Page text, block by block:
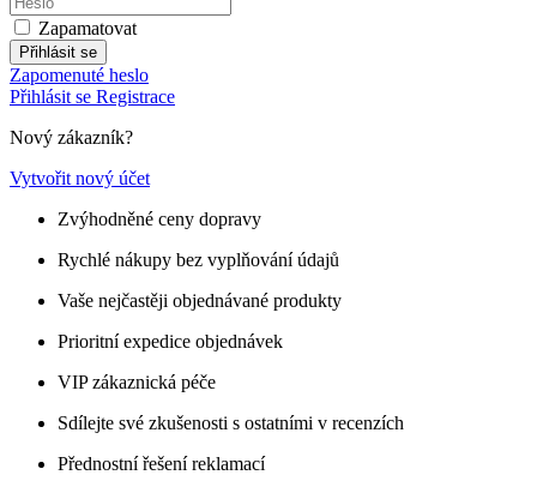
Zapamatovat
Přihlásit se
Zapomenuté heslo
Přihlásit se Registrace
Nový zákazník?
Vytvořit nový účet
Zvýhodněné ceny dopravy
Rychlé nákupy bez vyplňování údajů
Vaše nejčastěji objednávané produkty
Prioritní expedice objednávek
VIP zákaznická péče
Sdílejte své zkušenosti s ostatními v recenzích
Přednostní řešení reklamací